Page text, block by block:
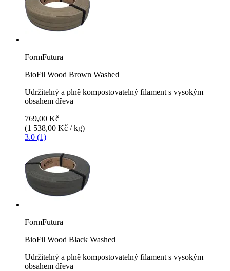
FormFutura
BioFil Wood Brown Washed
Udržitelný a plně kompostovatelný filament s vysokým
obsahem dřeva
769,00 Kč
(1 538,00 Kč / kg)
3.0 (1)
FormFutura
BioFil Wood Black Washed
Udržitelný a plně kompostovatelný filament s vysokým
obsahem dřeva